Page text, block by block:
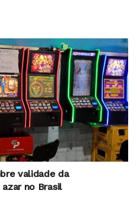
validade da
no Brasil